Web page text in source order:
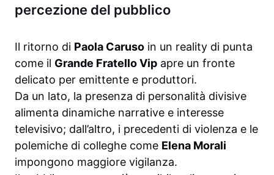
percezione del pubblico
Il ritorno di Paola Caruso in un reality di punta
come il Grande Fratello Vip apre un fronte
delicato per emittente e produttori.
Da un lato, la presenza di personalità divisive
alimenta dinamiche narrative e interesse
televisivo; dall’altro, i precedenti di violenza e le
polemiche di colleghe come Elena Morali
impongono maggiore vigilanza.